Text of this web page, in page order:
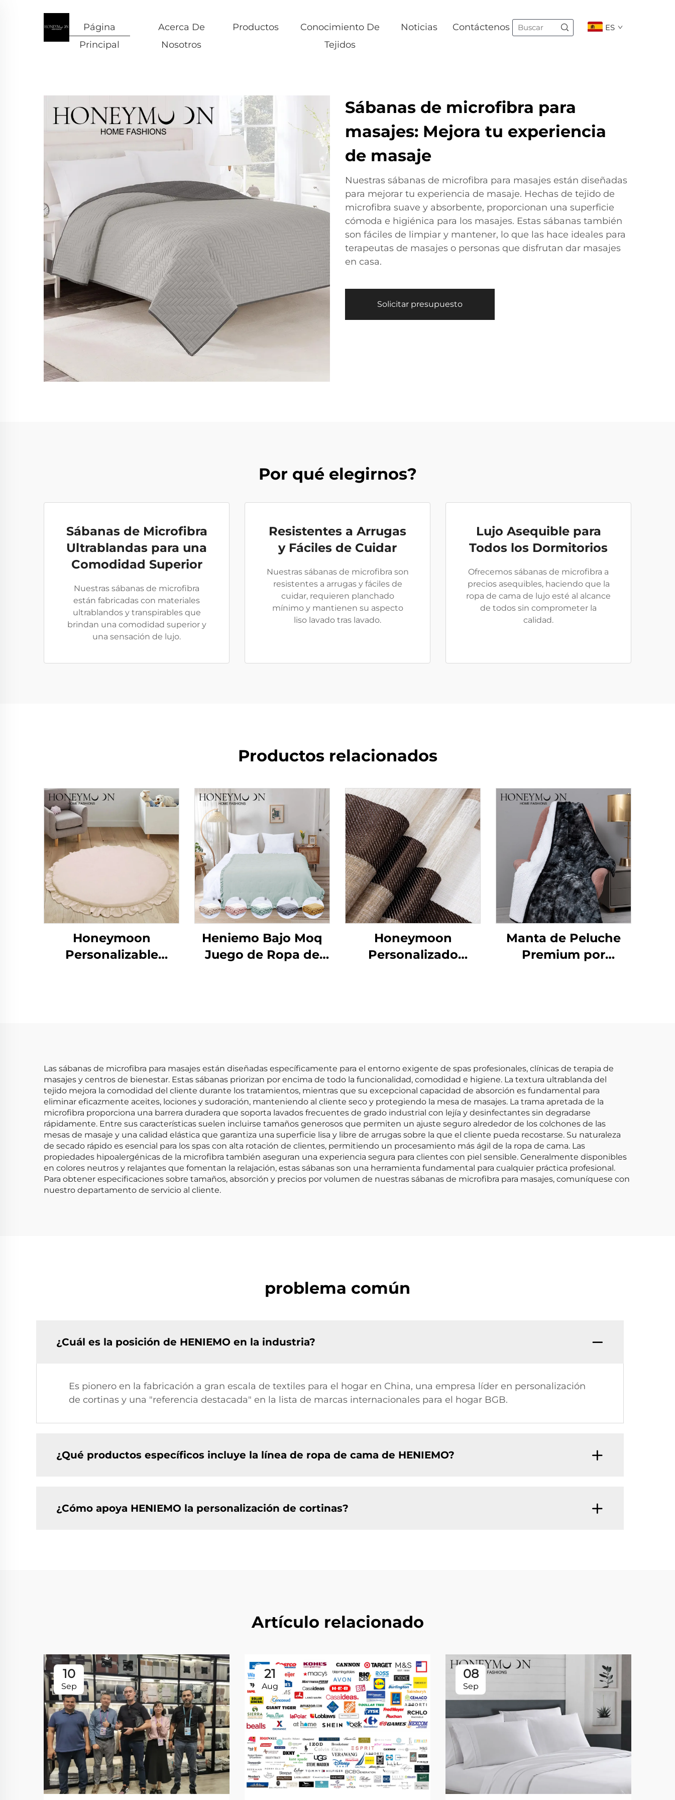
Página
Principal
Acerca De
Nosotros
Productos
Conocimiento De
Tejidos
Noticias Contáctenos ES
Sábanas de microfibra para
masajes: Mejora tu experiencia
de masaje
Nuestras sábanas de microfibra para masajes están diseñadas
para mejorar tu experiencia de masaje. Hechas de tejido de
microfibra suave y absorbente, proporcionan una superficie
cómoda e higiénica para los masajes. Estas sábanas también
son fáciles de limpiar y mantener, lo que las hace ideales para
terapeutas de masajes o personas que disfrutan dar masajes
en casa.
Solicitar presupuesto
Por qué elegirnos?
Sábanas de Microfibra
Ultrablandas para una
Comodidad Superior
Nuestras sábanas de microfibra
están fabricadas con materiales
ultrablandos y transpirables que
brindan una comodidad superior y
una sensación de lujo.
Resistentes a Arrugas
y Fáciles de Cuidar
Nuestras sábanas de microfibra son
resistentes a arrugas y fáciles de
cuidar, requieren planchado
mínimo y mantienen su aspecto
liso lavado tras lavado.
Lujo Asequible para
Todos los Dormitorios
Ofrecemos sábanas de microfibra a
precios asequibles, haciendo que la
ropa de cama de lujo esté al alcance
de todos sin comprometer la
calidad.
Productos relacionados
Honeymoon
Personalizable
Bebé para el Suelo
Heniemo Bajo Moq
Juego de Ropa de
Honeymoon
Personalizado
Manta de Peluche
Premium por
Temporadas
Las sábanas de microfibra para masajes están diseñadas específicamente para el entorno exigente de spas profesionales, clínicas de terapia de
masajes y centros de bienestar. Estas sábanas priorizan por encima de todo la funcionalidad, comodidad e higiene. La textura ultrablanda del
tejido mejora la comodidad del cliente durante los tratamientos, mientras que su excepcional capacidad de absorción es fundamental para
eliminar eficazmente aceites, lociones y sudoración, manteniendo al cliente seco y protegiendo la mesa de masajes. La trama apretada de la
microfibra proporciona una barrera duradera que soporta lavados frecuentes de grado industrial con lejía y desinfectantes sin degradarse
rápidamente. Entre sus características suelen incluirse tamaños generosos que permiten un ajuste seguro alrededor de los colchones de las
mesas de masaje y una calidad elástica que garantiza una superficie lisa y libre de arrugas sobre la que el cliente pueda recostarse. Su naturaleza
de secado rápido es esencial para los spas con alta rotación de clientes, permitiendo un procesamiento más ágil de la ropa de cama. Las
propiedades hipoalergénicas de la microfibra también aseguran una experiencia segura para clientes con piel sensible. Generalmente disponibles
en colores neutros y relajantes que fomentan la relajación, estas sábanas son una herramienta fundamental para cualquier práctica profesional.
Para obtener especificaciones sobre tamaños, absorción y precios por volumen de nuestras sábanas de microfibra para masajes, comuníquese con
nuestro departamento de servicio al cliente.
problema común
¿Cuál es la posición de HENIEMO en la industria?
Es pionero en la fabricación a gran escala de textiles para el hogar en China, una empresa líder en personalización
de cortinas y una "referencia destacada" en la lista de marcas internacionales para el hogar BGB.
¿Qué productos específicos incluye la línea de ropa de cama de HENIEMO?
¿Cómo apoya HENIEMO la personalización de cortinas?
Artículo relacionado
10
Sep
21
Aug
08
Sep